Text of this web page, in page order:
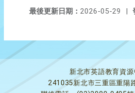
最後更新日期： 2026-05-29
|
新北市英語教育資
241035新北市三重區重陽